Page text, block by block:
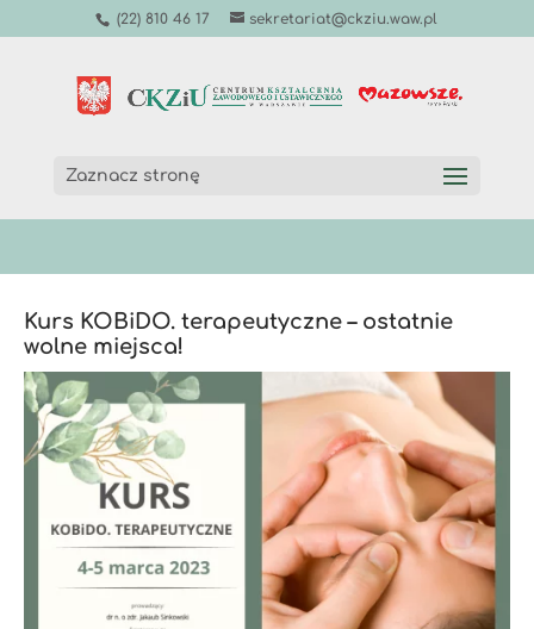
(22) 810 46 17 sekretariat@ckziu.waw.pl
Zaznacz stronę
Kurs KOBiDO. terapeutyczne – ostatnie
wolne miejsca!